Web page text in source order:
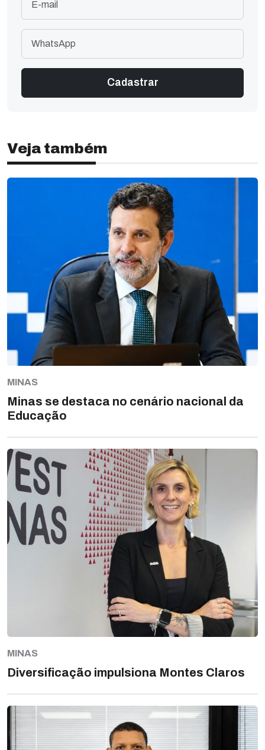
Veja também
MINAS
Minas se destaca no cenário nacional da
Educação
MINAS
Diversificação impulsiona Montes Claros